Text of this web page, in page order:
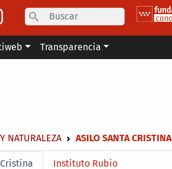
Search
Transparencia
NATURALEZA ASILO SANTA CRISTINA
Instituto Rubio